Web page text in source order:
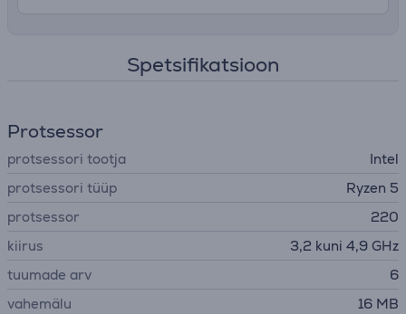
Spetsifikatsioon
Protsessor
protsessori tootja
Intel
protsessori tüüp
Ryzen 5
protsessor
220
kiirus
3,2 kuni 4,9 GHz
tuumade arv
6
vahemälu
16 MB